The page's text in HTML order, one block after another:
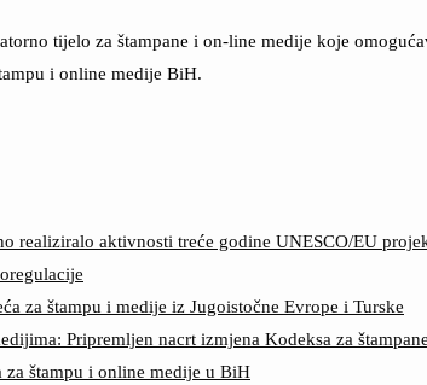
tijelo za štampane i on-line medije koje
i online medije BiH.
realiziralo aktivnosti treće godine UNESCO/EU
za štampu i medije iz Jugoistočne Evrope i Turske
Pripremljen nacrt izmjena Kodeksa za
za štampu i online medije u BiH